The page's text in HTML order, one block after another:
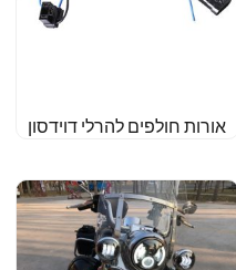
אורות חולפים להרלי דוידסון